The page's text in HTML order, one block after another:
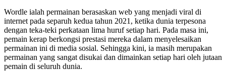
Wordle ialah permainan berasaskan web yang menjadi viral di
internet pada separuh kedua tahun 2021, ketika dunia terpesona
dengan teka-teki perkataan lima huruf setiap hari. Pada masa ini,
pemain kerap berkongsi prestasi mereka dalam menyelesaikan
permainan ini di media sosial. Sehingga kini, ia masih merupakan
permainan yang sangat disukai dan dimainkan setiap hari oleh jutaan
pemain di seluruh dunia.